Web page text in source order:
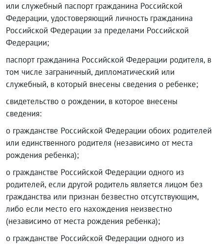
или служебный паспорт гражданина Российской
Федерации, удостоверяющий личность гражданина
Российской Федерации за пределами Российской
Федерации;
паспорт гражданина Российской Федерации родителя, в
том числе заграничный, дипломатический или
служебный, в который внесены сведения о ребенке;
свидетельство о рождении, в которое внесены
сведения:
о гражданстве Российской Федерации обоих родителей
или единственного родителя (независимо от места
рождения ребенка);
о гражданстве Российской Федерации одного из
родителей, если другой родитель является лицом без
гражданства или признан безвестно отсутствующим,
либо если место его нахождения неизвестно
(независимо от места рождения ребенка);
о гражданстве Российской Федерации одного из